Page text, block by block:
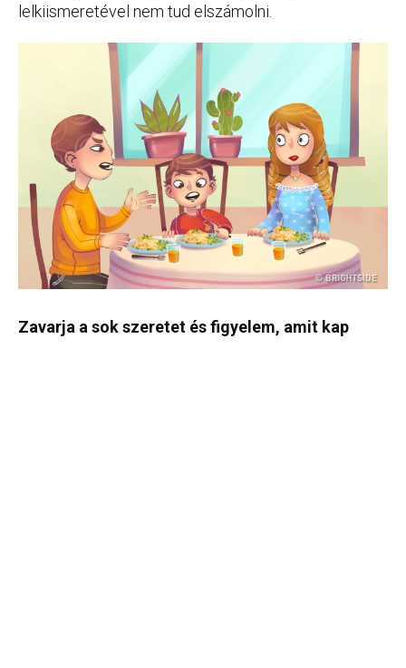
lelkiismeretével nem tud elszámolni.
Zavarja a sok szeretet és figyelem, amit kap